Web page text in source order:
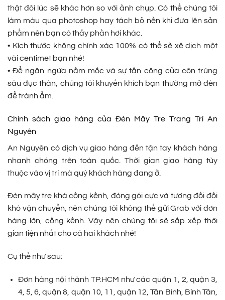
thật đôi lúc sẽ khác hơn so với ảnh chụp. Có thể chúng tôi
làm màu qua photoshop hay tách bỏ nền khi đưa lên sản
phẩm nên bạn có thấy phần hơi khác.
• Kích thước không chính xác 100% có thể sẽ xê dịch một
vài centimet bạn nhé!
• Để ngăn ngừa nấm mốc và sự tấn công của côn trùng
sâu đục thân, chúng tôi khuyến khích bạn thường mở đèn
để tránh ẩm.
Chính sách giao hàng của Đèn Mây Tre Trang Trí An
Nguyên
An Nguyên có dịch vụ giao hàng đến tận tay khách hàng
nhanh chóng trên toàn quốc. Thời gian giao hàng tùy
thuộc vào vị trí mà quý khách hàng đang ở.
Đèn mây tre khá cồng kềnh, đóng gói cực và tương đối đối
khó vận chuyển, nên chúng tôi không thể gửi Grab với đơn
hàng lớn, cồng kềnh. Vậy nên chúng tôi sẽ sắp xếp thời
gian tiện nhất cho cả hai khách nhé!
Cụ thể như sau:
Đơn hàng nội thành TP.HCM như các quận 1, 2, quận 3,
4, 5, 6, quận 8, quận 10, 11, quận 12, Tân Bình, Bình Tân,